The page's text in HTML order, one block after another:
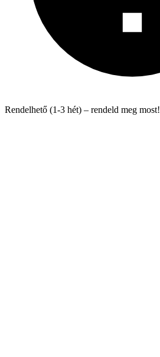
Rendelhető (1-3 hét) – rendeld meg most!